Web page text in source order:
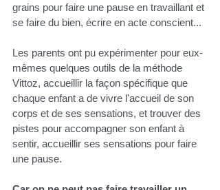
grains pour faire une pause en travaillant et
se faire du bien, écrire en acte conscient...
Les parents ont pu expérimenter pour eux-
mêmes quelques outils de la méthode
Vittoz, accueillir la façon spécifique que
chaque enfant a de vivre l'accueil de son
corps et de ses sensations, et trouver des
pistes pour accompagner son enfant à
sentir, accueillir ses sensations pour faire
une pause.